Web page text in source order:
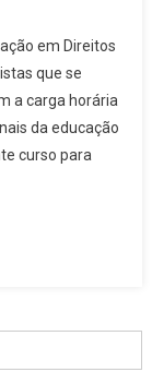
disponível no
Virtual
em Direitos
que se
a carga horária
da educação
curso para